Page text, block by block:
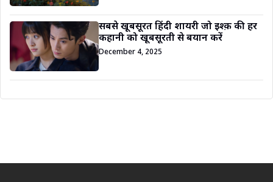
सबसे खूबसूरत हिंदी शायरी जो इश्क़ की हर
कहानी को खूबसूरती से बयान करें
December 4, 2025